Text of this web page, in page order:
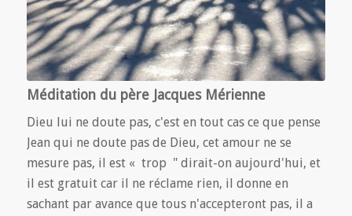
Méditation du père Jacques Mérienne
Dieu lui ne doute pas, c'est en tout cas ce que pense
Jean qui ne doute pas de Dieu, cet amour ne se
mesure pas, il est « trop " dirait-on aujourd'hui, et
il est gratuit car il ne réclame rien, il donne en
sachant par avance que tous n'accepteront pas, il a